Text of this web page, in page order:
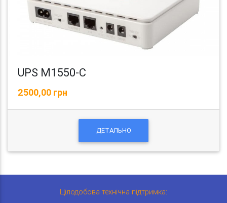
UPS M1550-C
2500,00 грн
ДЕТАЛЬНО
Цілодобова технічна підтримка: